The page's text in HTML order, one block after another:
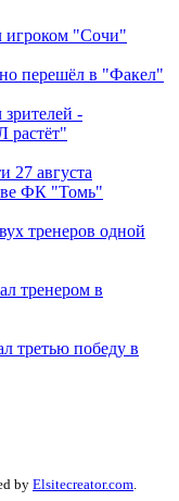
игроком "Сочи"
перешёл в "Факел"
-
растёт"
27 августа
ФК "Томь"
тренеров одной
тренером в
третью победу в
by Elsitecreator.com